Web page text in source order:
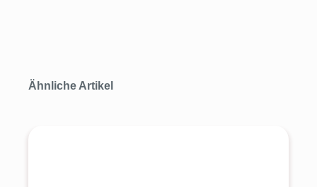
Produktgalerie überspringen
Ähnliche Artikel